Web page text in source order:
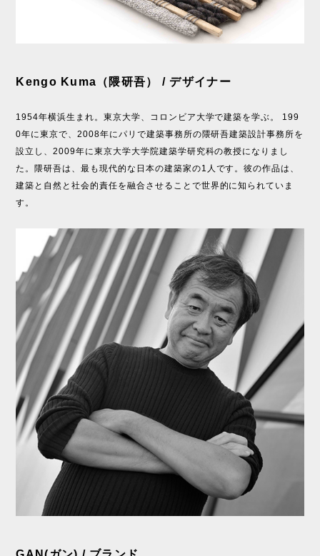
Kengo Kuma（隈研吾） / デザイナー
1954年横浜生まれ。東京大学、コロンビア大学で建築を学ぶ。 199
0年に東京で、2008年にパリで建築事務所の隈研吾建築設計事務所を
設立し、2009年に東京大学大学院建築学研究科の教授になりまし
た。隈研吾は、最も現代的な日本の建築家の1人です。彼の作品は、
建築と自然と社会的責任を融合させることで世界的に知られていま
す。